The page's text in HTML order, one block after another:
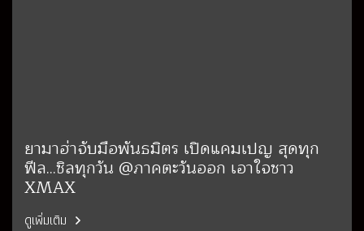
ยามาฮ่าจับมือพันธมิตร เปิดแคมเปญ สุดทุก
ฟีล...ชิลทุกวัน @ภาคตะวันออก เอาใจชาว
XMAX
ดูเพิ่มเติม